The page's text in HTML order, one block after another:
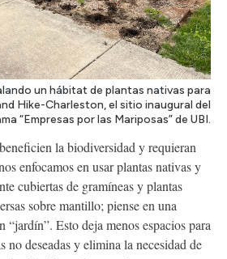
un hábitat de plantas nativas para
Hike-Charleston, el sitio inaugural del
“Empresas por las Mariposas” de UBI.
la biodiversidad y requieran
enfocamos en usar plantas nativas y
cubiertas de gramíneas y plantas
sobre mantillo; piense en una
“jardín”. Esto deja menos espacios para
no deseadas y elimina la necesidad de